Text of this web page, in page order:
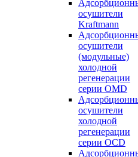
осушители
Kraftmann
осушители
(модульные)
холодной
регенерации
серии OMD
осушители
холодной
регенерации
серии OCD